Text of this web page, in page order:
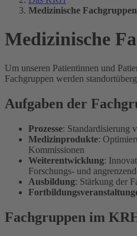
Medizinische Fachgruppen
Medizinische
Um unseren Patientinnen und
Fachgruppen werden
Aufgaben der
Prozesse: Standardisierung
Medizinprodukte:
Kommissionen
Weiterentwicklung:
Forschungs- und
Ausbildung: Stärkung der
Fachgruppen im